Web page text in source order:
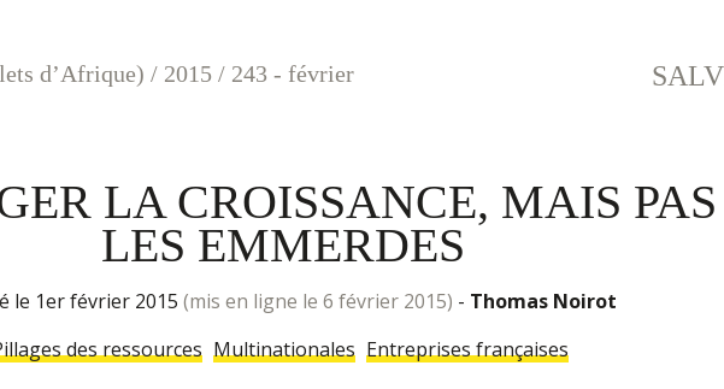
d’Afrique) / 2015 / 243 - février
LA CROISSANCE, MAIS PAS
LES EMMERDES
le 1er février 2015 (mis en ligne le 6 février 2015) - Thomas Noirot
des ressources Multinationales Entreprises françaises